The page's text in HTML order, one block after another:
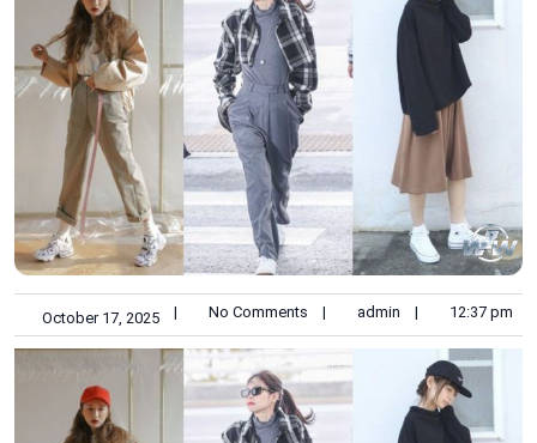
October 17, 2025 | No Comments | admin | 12:37 pm